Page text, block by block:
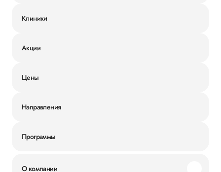
Клиники
Акции
Цены
Направления
Программы
О компании